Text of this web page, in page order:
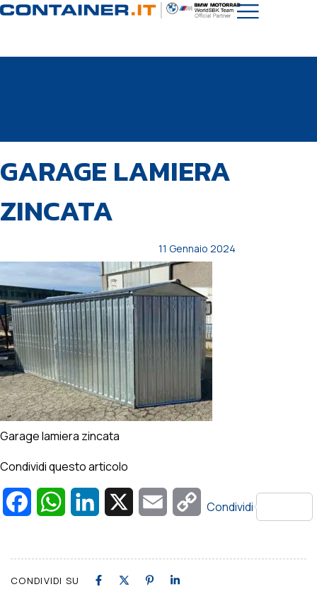
IN:
GARAGE LAMIERA
ZINCATA
il:
11 Gennaio 2024
Garage lamiera zincata
Condividi questo articolo
FacebookWhatsAppLinkedIn Email
Copy
Condividi
CONDIVIDI SU